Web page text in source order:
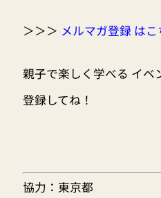
＞＞＞ メルマガ登録 はこ
親子で楽しく学べる イベ
登録してね！
協力：東京都